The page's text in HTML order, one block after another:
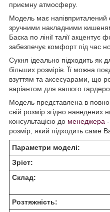
приємну атмосферу.
Модель має
зручними накладними
Баска по лінії талії акцентує
забезпечує комфорт під час
Сукня ідеально підходить як
більших розмірів. Її можна
взуттям та аксесуарами, що
варіантом для вашого
Модель представлена в
свій розмір згідно наведених
консультацією до менеджера
розмір, який підходить саме
Параметри моделі:
Зріст:
Склад:
Розтяжність: